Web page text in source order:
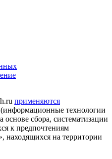
применяются
(информационные технологии
сбора, систематизации
к предпочтениям
находящихся на территории